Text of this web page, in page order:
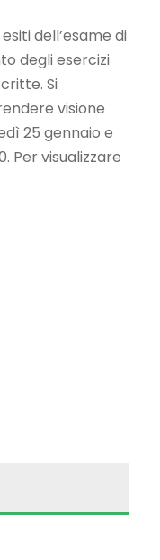
dell’esame di
degli esercizi
Si
visione
25 gennaio e
Per visualizzare